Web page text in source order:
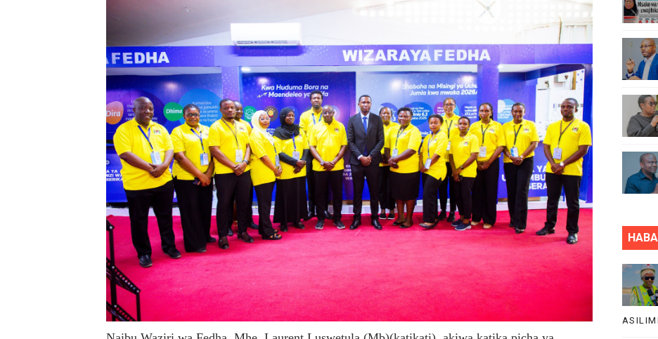
HABARI ZILIZOPEWA UZITO WA JUU KATIKA MAGAZETI YA AGOSTI 8,2026
TPDC YARIDHISHWA NA MAENDELEO YA UJENZI WA PUMP STATION NAMBA 3-MRADI WA
NHIF: BIMA YA AFYA NI MSINGI WA MAISHA YA KILA MTANZANIA
LONDO AIPONGEZA FCC KWA KUJENGA USHINDANI WA HAKI UNAOINUA UCHUMI WA TAIFA
TBS YASISITIZA UBORA WA BIDHAA KUWA CHACHU YA BIASHARA NA ULINZI WA MLAJI
MRADI WA KITUO CHA KUONGEZA MSUKUMO WA MAFUTA (PS3) MULEBA WAFIKIA ASILIMIA
WACHIMBAJI WADOGO NAMUNGO WAOMBA MAFUNZO ENDELEVU YA USALAMA NA AFYA
DARAJA LA BILIONI 1.2 KUONDOA KERO YA USAFIRI KILOSA
WAZIRI NANAUKA AIPONGEZA TARURA KWA MPANGO WA CBRM ‎
FURSA ZA BIASHARA ZA MABILIONI KATIKA MIGODI ZAWAFUNGUKIA WATANZANIA
EWURA KANDA YA KATI YATOA WITO KUHUSU LESENI ZA MAFUNDI UMEME,MAONESHO YA